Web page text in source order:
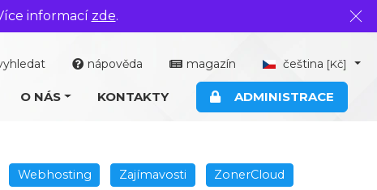
informací zde.
nápověda magazín čeština [Kč]
O NÁS KONTAKTY ADMINISTRACE
Webhosting Zajímavosti ZonerCloud